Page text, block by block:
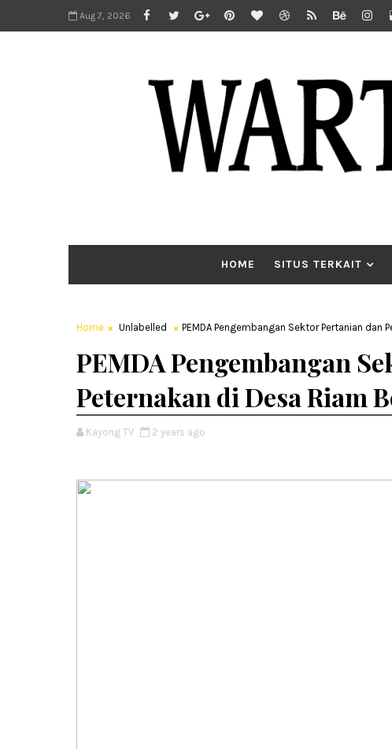
Aug 7, 2026
HOME SITUS TERKAIT
Home Unlabelled PEMDA Pengembangan Sektor Pertanian dan
PEMDA Pengembangan
Peternakan di Desa Riam
Kayong TV 2 years ago